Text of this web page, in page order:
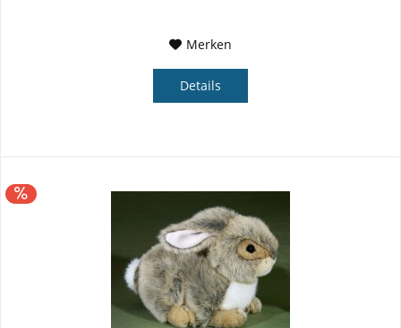
Merken
Details